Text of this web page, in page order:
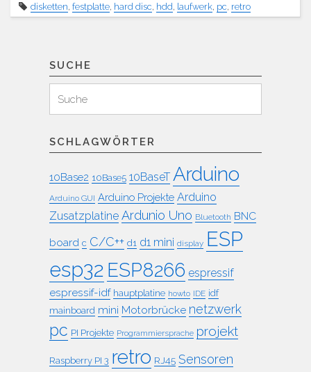
disketten, festplatte, hard disc, hdd, laufwerk, pc, retro
SUCHE
für:
Suchen
SCHLAGWÖRTER
10Base2 10Base5 10BaseT Arduino
Arduino GUI Arduino Projekte Arduino
Zusatzplatine Ardunio Uno Bluetooth BNC
board c C/C++ d1 d1 mini display ESP
esp32 ESP8266 espressif
espressif-idf hauptplatine howto IDE idf
mainboard mini Motorbrücke netzwerk
pc PI Projekte Programmiersprache projekt
Raspberry PI 3 retro RJ45 Sensoren